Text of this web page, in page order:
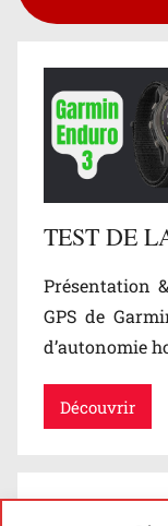
TEST DE
Présentation
GPS de
d’autonomie
Découvrir